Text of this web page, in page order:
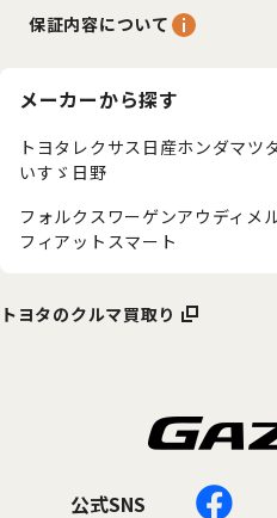
保証内容について
メーカーから探す
トヨタ レクサス 日産ホンダマツ
いすゞ 日野
フォルクスワーゲンアウディ メ
フィアット スマート
トヨタのクルマ買取り
公式SNS